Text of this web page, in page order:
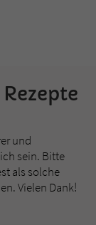
und
sein. Bitte
als solche
Vielen Dank!